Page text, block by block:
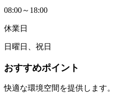
08:00～18:00
休業日
日曜日、祝日
おすすめポイント
快適な環境空間を提供します。